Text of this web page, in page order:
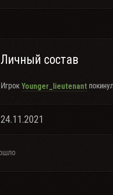
Личный состав
Игрок Younger_lieutenant